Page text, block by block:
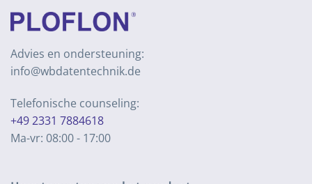
Advies en ondersteuning:
info@wbdatentechnik.de
Telefonische counseling:
+49 2331 7884618
Ma-vr: 08:00 - 17:00